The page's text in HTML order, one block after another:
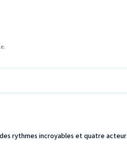
rythmes incroyables et quatre